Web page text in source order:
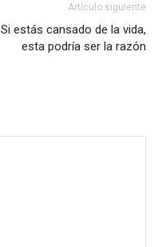
Artículo siguiente
Si estás cansado de la vida,
esta podría ser la razón